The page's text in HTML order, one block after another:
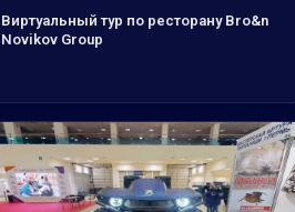
Виртуальный тур по ресторану Bro&n
Novikov Group